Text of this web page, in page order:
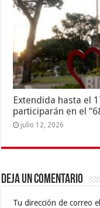
Extendida hasta el
participarán en el
julio 12, 2026
Deja un comentario
Tu dirección de correo